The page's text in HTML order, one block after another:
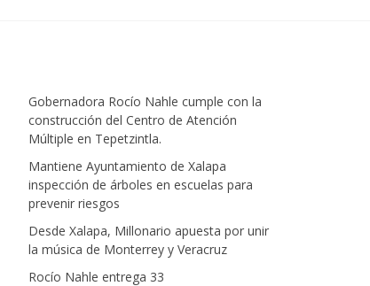
Gobernadora Rocío Nahle cumple con la
construcción del Centro de Atención
Múltiple en Tepetzintla.
Mantiene Ayuntamiento de Xalapa
inspección de árboles en escuelas para
prevenir riesgos
Desde Xalapa, Millonario apuesta por unir
la música de Monterrey y Veracruz
Rocío Nahle entrega 33